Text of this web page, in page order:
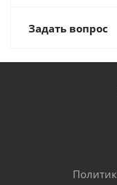
Задать вопрос